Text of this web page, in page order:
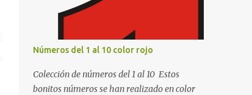
Números del 1 al 10 color rojo
Colección de números del 1 al 10 Estos
bonitos números se han realizado en color